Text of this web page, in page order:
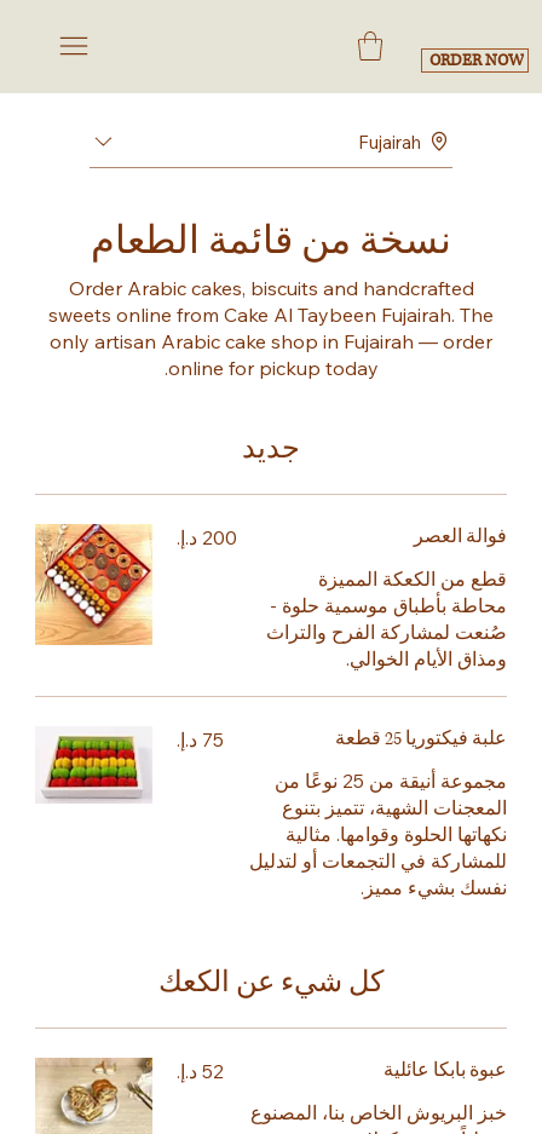
ORDER NOW
Fujairah
نسخة من قائمة الطعام
Order Arabic cakes, biscuits and handcrafted
sweets online from Cake Al Taybeen Fujairah. The
only artisan Arabic cake shop in Fujairah — order
online for pickup today.
جديد
فوالة العصر
قطع من الكعكة المميزة
محاطة بأطباق موسمية حلوة -
صُنعت لمشاركة الفرح والتراث
ومذاق الأيام الخوالي.
علبة فيكتوريا 25 قطعة
مجموعة أنيقة من 25 نوعًا من
المعجنات الشهية، تتميز بتنوع
نكهاتها الحلوة وقوامها. مثالية
للمشاركة في التجمعات أو لتدليل
نفسك بشيء مميز.
كل شيء عن الكعك
عبوة بابكا عائلية
خبز البريوش الخاص بنا، المصنوع